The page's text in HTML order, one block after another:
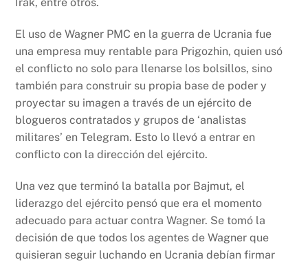
El uso de Wagner PMC en la guerra de Ucrania fue
una empresa muy rentable para Prigozhin, quien usó
el conflicto no solo para llenarse los bolsillos, sino
también para construir su propia base de poder y
proyectar su imagen a través de un ejército de
blogueros contratados y grupos de ‘analistas
militares’ en Telegram. Esto lo llevó a entrar en
conflicto con la dirección del ejército.
Una vez que terminó la batalla por Bajmut, el
liderazgo del ejército pensó que era el momento
adecuado para actuar contra Wagner. Se tomó la
decisión de que todos los agentes de Wagner que
quisieran seguir luchando en Ucrania debían firmar